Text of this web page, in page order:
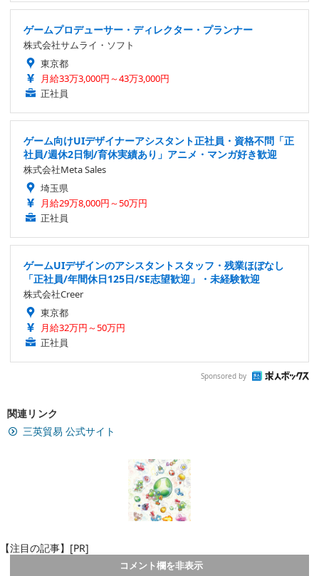
ゲームプロデューサー・ディレクター・プランナー
株式会社サムライ・ソフト
東京都
月給33万3,000円～43万3,000円
正社員
ゲーム向けUIデザイナーアシスタント正社員・資格不問「正
社員/週休2日制/育休実績あり」アニメ・マンガ好き歓迎
株式会社Meta Sales
埼玉県
月給29万8,000円～50万円
正社員
ゲームUIデザインのアシスタントスタッフ・残業ほぼなし
「正社員/年間休日125日/SE志望歓迎」・未経験歓迎
株式会社Creer
東京都
月給32万円～50万円
正社員
Sponsored by
関連リンク
三英貿易 公式サイト
【注目の記事】[PR]
コメント欄を非表示